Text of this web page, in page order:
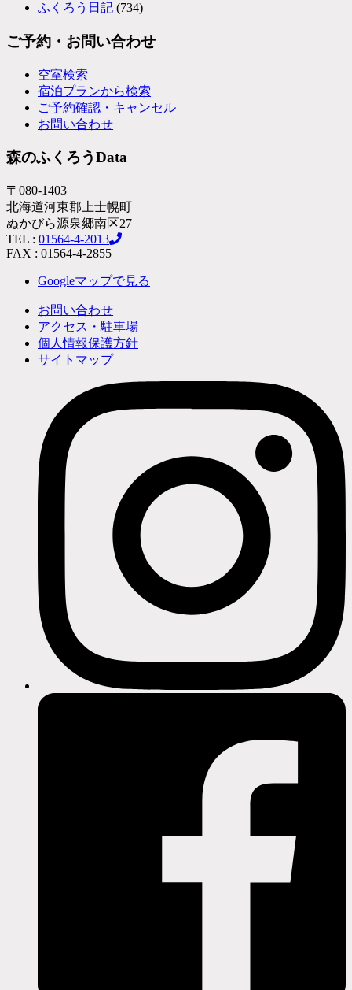
ふくろう日記 (734)
ご予約・お問い合わせ
空室検索
宿泊プランから検索
ご予約確認・キャンセル
お問い合わせ
森のふくろうData
〒080-1403
北海道河東郡上士幌町
ぬかびら源泉郷南区27
TEL : 01564-4-2013
FAX : 01564-4-2855
Googleマップで見る
お問い合わせ
アクセス・駐車場
個人情報保護方針
サイトマップ